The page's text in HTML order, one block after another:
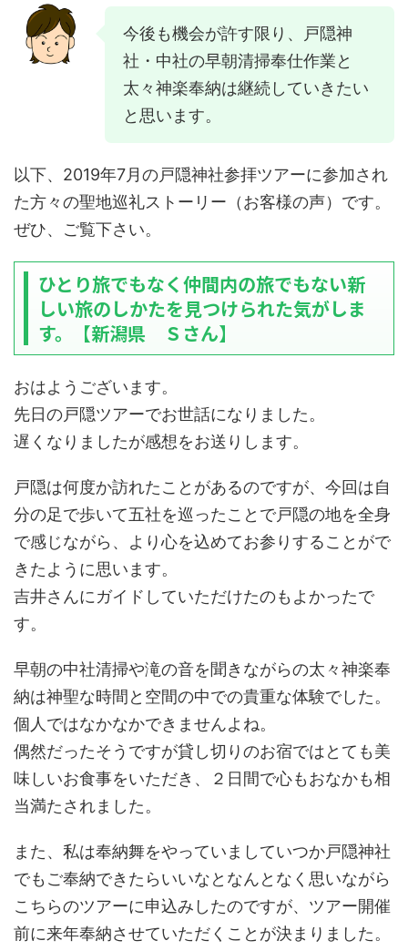
今後も機会が許す限り、戸隠神
社・中社の早朝清掃奉仕作業と
太々神楽奉納は継続していきたい
と思います。
以下、2019年7月の戸隠神社参拝ツアーに参加され
た方々の聖地巡礼ストーリー（お客様の声）です。
ぜひ、ご覧下さい。
ひとり旅でもなく仲間内の旅でもない新
しい旅のしかたを見つけられた気がしま
す。【新潟県 Ｓさん】
おはようございます。
先日の戸隠ツアーでお世話になりました。
遅くなりましたが感想をお送りします。
戸隠は何度か訪れたことがあるのですが、今回は自
分の足で歩いて五社を巡ったことで戸隠の地を全身
で感じながら、より心を込めてお参りすることがで
きたように思います。
吉井さんにガイドしていただけたのもよかったで
す。
早朝の中社清掃や滝の音を聞きながらの太々神楽奉
納は神聖な時間と空間の中での貴重な体験でした。
個人ではなかなかできませんよね。
偶然だったそうですが貸し切りのお宿ではとても美
味しいお食事をいただき、２日間で心もおなかも相
当満たされました。
また、私は奉納舞をやっていましていつか戸隠神社
でもご奉納できたらいいなとなんとなく思いながら
こちらのツアーに申込みしたのですが、ツアー開催
前に来年奉納させていただくことが決まりました。